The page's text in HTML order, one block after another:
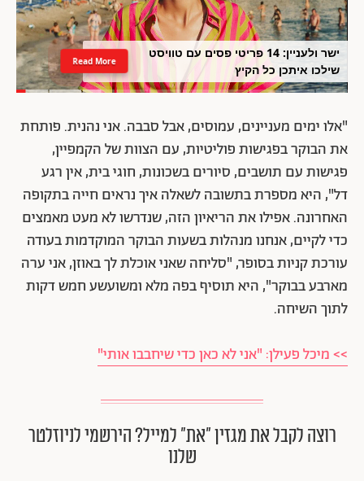
ישר ולעניין: 14 פריטי פסים עם טוויסט
שילכו איתכן כל הקיץ
Read More
"אלו ימים מעניינים, עמוסים, אבל סבבה. אני נהנית. פותחת
את הבוקר בפגישות פוליטיות, עם הצוות של הקמפיין,
פגישות עם תושבים, סיורים בשכונות, חוגי בית, אין רגע
דל", היא מספרת בתשובה לשאלה איך נראים חייה בתקופה
האחרונה. אפילו את הריאיון הזה, שנדרשו לא מעט מאמצים
כדי לקיים, אנחנו מנהלות בשעות הבוקר המוקדמות בעודה
עורכת קניות בסופר, "סליחה שאני אוכלת לך באוזן, אני ערה
מארבע בבוקר", היא תוסיף בפה מלא ומשועשע חמש דקות
לתוך השיחה.
>> מיכל פעילן: "אני לא כאן כדי שיחבבו אותי"
רוצה לקבל את מגזין ״את״ למייל? הירשמי לניוזלטר
שלנו